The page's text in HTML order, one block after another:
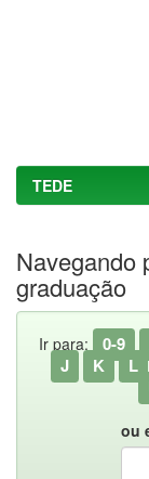
TEDE
Navegando
graduação
Ir para: 0-9
J
K L
ou